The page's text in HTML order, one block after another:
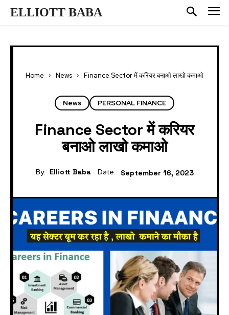
ELLIOTT BABA
Home News Finance Sector में करियर बनाओ लाखो कमाओ
News PERSONAL FINANCE
Finance Sector में करियर
बनाओ लाखो कमाओ
By: Elliott Baba Date: September 16, 2023